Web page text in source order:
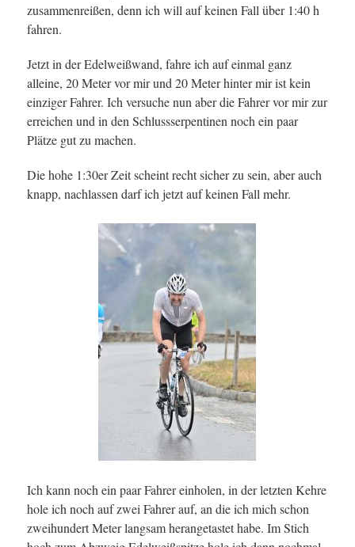
zusammenreißen, denn ich will auf keinen Fall über 1:40 h
fahren.
Jetzt in der Edelweißwand, fahre ich auf einmal ganz
alleine, 20 Meter vor mir und 20 Meter hinter mir ist kein
einziger Fahrer. Ich versuche nun aber die Fahrer vor mir zur
erreichen und in den Schlussserpentinen noch ein paar
Plätze gut zu machen.
Die hohe 1:30er Zeit scheint recht sicher zu sein, aber auch
knapp, nachlassen darf ich jetzt auf keinen Fall mehr.
Ich kann noch ein paar Fahrer einholen, in der letzten Kehre
hole ich noch auf zwei Fahrer auf, an die ich mich schon
zweihundert Meter langsam herangetastet habe. Im Stich